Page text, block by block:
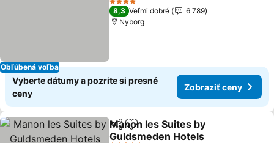
Obľúbená voľba
4 Počet hviezdičiek
8,3 Veľmi dobré
6 789
Nyborg
Vyberte dátumy a pozrite si presné
ceny
Zobraziť ceny
ZdieľaťPridať do obľúbených
Manon les Suites by
Guldsmeden Hotels